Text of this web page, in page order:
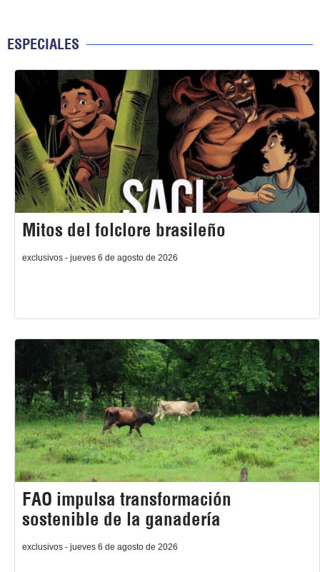
ESPECIALES
Mitos del folclore brasileño
exclusivos - jueves 6 de agosto de 2026
FAO impulsa transformación
sostenible de la ganadería
exclusivos - jueves 6 de agosto de 2026